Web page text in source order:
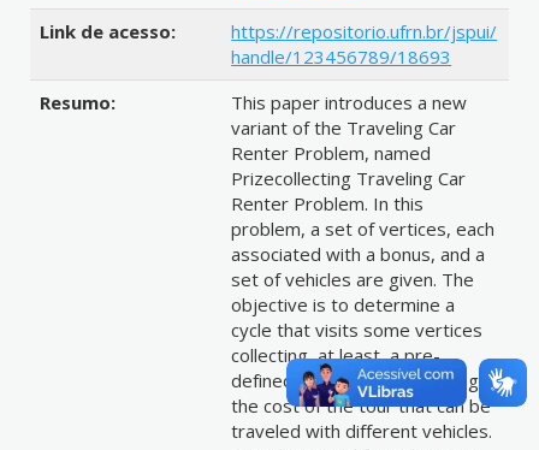
Link de acesso:
https://repositorio.ufrn.br/jspui/
handle/123456789/18693
Resumo:
This paper introduces a new
variant of the Traveling Car
Renter Problem, named
Prizecollecting Traveling Car
Renter Problem. In this
problem, a set of vertices, each
associated with a bonus, and a
set of vehicles are given. The
objective is to determine a
cycle that visits some vertices
collecting, at least, a pre-
defined bonus, and minimizing
the cost of the tour that can be
traveled with different vehicles.